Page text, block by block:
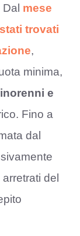
mese
trovati
,
minima,
e
Fino a
dal
del